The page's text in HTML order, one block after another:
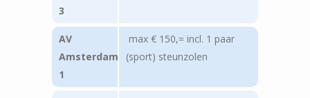
3
AV
Amsterdam
1
max € 150,= incl. 1 paar
(sport) steunzolen